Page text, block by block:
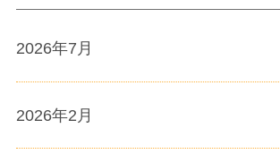
2026年7月
2026年2月